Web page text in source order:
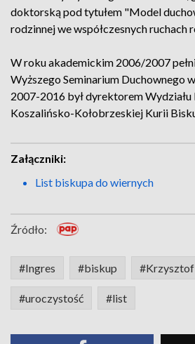
doktorską pod tytułem "Model
rodzinnej we współczesnych ruchach
W roku akademickim 2006/2007
Wyższego Seminarium Duchownego
2007-2016 był dyrektorem
Koszalińsko-Kołobrzeskiej Kurii
Załączniki:
List biskupa do wiernych
Źródło:
#Ingres #biskup #Krzysztof
#uroczystość #list